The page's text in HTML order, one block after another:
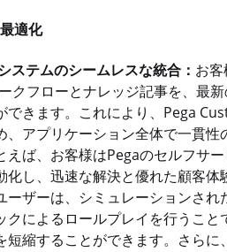
適化
テムのシームレスな統合： お
クフローとナレッジ記事を、最
きます。これにより、Pega
アプリケーション全体で一貫
ば、お客様はPegaのセルフサ
し、迅速な解決と優れた顧客体
ーザーは、シミュレーションさ
によるロールプレイを行うこ
縮することができます。さら